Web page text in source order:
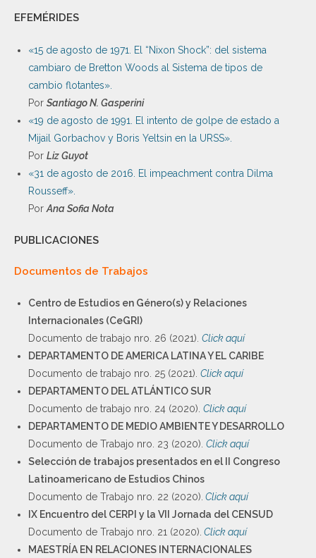
EFEMÉRIDES
«15 de agosto de 1971. El “Nixon Shock”: del sistema
cambiaro de Bretton Woods al Sistema de tipos de
cambio flotantes».
Por Santiago N. Gasperini
«19 de agosto de 1991. El intento de golpe de estado a
Mijail Gorbachov y Boris Yeltsin en la URSS».
Por Liz Guyot
«31 de agosto de 2016. El impeachment contra Dilma
Rousseff».
Por Ana Sofia Nota
PUBLICACIONES
Documentos de Trabajos
Centro de Estudios en Género(s) y Relaciones
Internacionales (CeGRI)
Documento de trabajo nro. 26 (2021). Click aquí
DEPARTAMENTO DE AMERICA LATINA Y EL CARIBE
Documento de trabajo nro. 25 (2021). Click aquí
DEPARTAMENTO DEL ATLÁNTICO SUR
Documento de trabajo nro. 24 (2020). Click aquí
DEPARTAMENTO DE MEDIO AMBIENTE Y DESARROLLO
Documento de Trabajo nro. 23 (2020). Click aquí
Selección de trabajos presentados en el II Congreso
Latinoamericano de Estudios Chinos
Documento de Trabajo nro. 22 (2020). Click aquí
IX Encuentro del CERPI y la VII Jornada del CENSUD
Documento de Trabajo nro. 21 (2020). Click aquí
MAESTRÍA EN RELACIONES INTERNACIONALES